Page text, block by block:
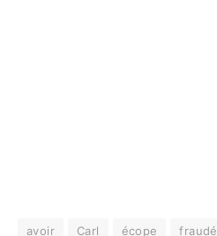
avoir Carl écope fraudé